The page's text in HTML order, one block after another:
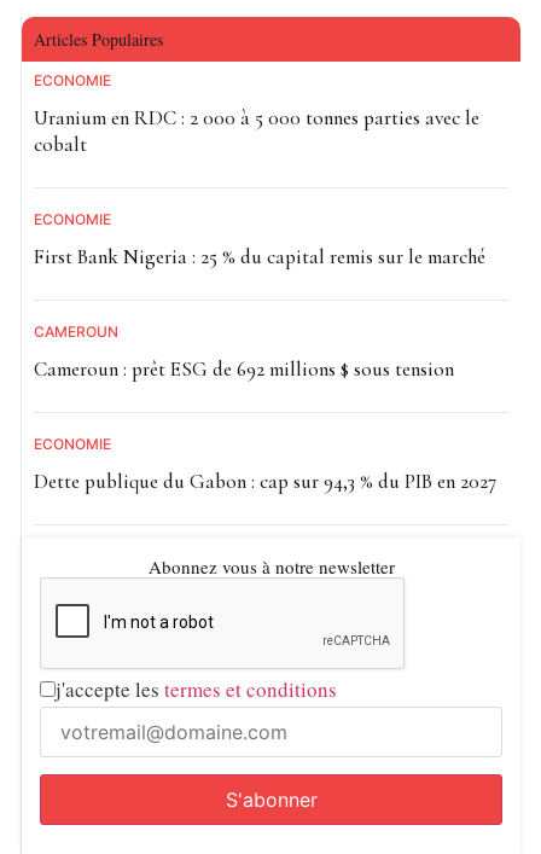
Articles Populaires
ECONOMIE
Uranium en RDC : 2 000 à 5 000 tonnes parties avec le
cobalt
ECONOMIE
First Bank Nigeria : 25 % du capital remis sur le marché
CAMEROUN
Cameroun : prêt ESG de 692 millions $ sous tension
ECONOMIE
Dette publique du Gabon : cap sur 94,3 % du PIB en 2027
Abonnez vous à notre newsletter
j'accepte les termes et conditions